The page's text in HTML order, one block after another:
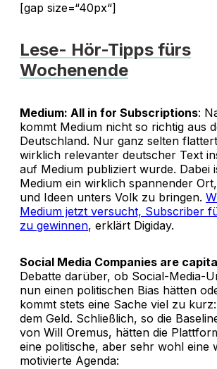
[gap size=“40px“]
Lese- Hör-Tipps fürs
Wochenende
Medium: All in for Subscriptions:
kommt Medium nicht so richtig aus
Deutschland. Nur ganz selten
wirklich relevanter deutscher Text
auf Medium publiziert wurde. Dabei
Medium ein wirklich spannender
und Ideen unters Volk zu bringen.
Medium jetzt versucht, Subscriber
zu gewinnen, erklärt Digiday.
Social Media Companies are
Debatte darüber, ob Social-Media-
nun einen politischen Bias hätten
kommt stets eine Sache viel zu
dem Geld. Schließlich, so die
von Will Oremus, hätten die
eine politische, aber sehr wohl eine
motivierte Agenda: